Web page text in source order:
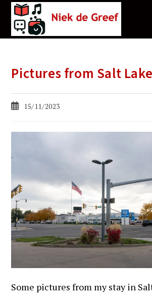
Pictures from Salt
Bericht15/11/2023
Some pictures from my stay in